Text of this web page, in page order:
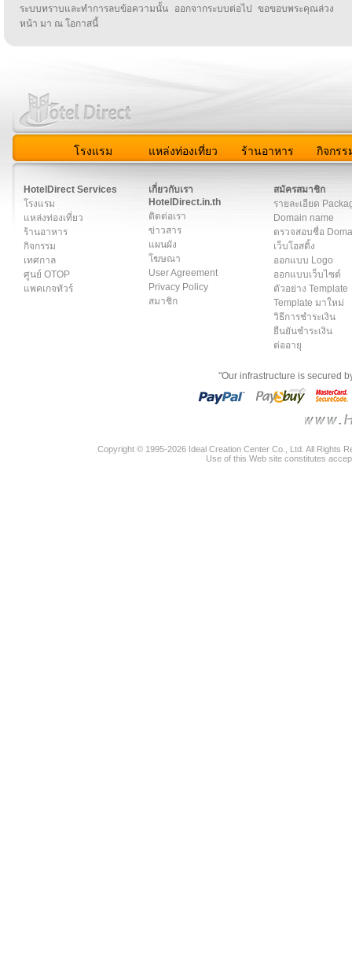
ระบบทราบและทำการลบข้อความนั้น ออกจากระบบต่อไป ขอขอบพระคุณล่วง
หน้า มา ณ โอกาสนี้
โรงแรม แหล่งท่องเที่ยว ร้านอาหาร กิจกรร
HotelDirect Services
โรงแรม
แหล่งท่องเที่ยว
ร้านอาหาร
กิจกรรม
เทศกาล
ศูนย์ OTOP
แพคเกจทัวร์
เกี่ยวกับเรา
HotelDirect.in.th
ติดต่อเรา
ข่าวสาร
แผนผัง
โฆษณา
User Agreement
Privacy Policy
สมาชิก
สมัครสมาชิก
รายละเอียด
Domain name
ตรวจสอบชื่อ
เว็บโฮสติ้ง
ออกแบบ Logo
ออกแบบเว็บไซต์
ตัวอย่าง Template
Template มาใหม่
วิธีการชำระเงิน
ยืนยันชำระเงิน
ต่ออายุ
"Our infrastructure is secured
Copyright © 1995-2026 Ideal Creation Center Co., Ltd. All Rights
Use of this Web site constitutes